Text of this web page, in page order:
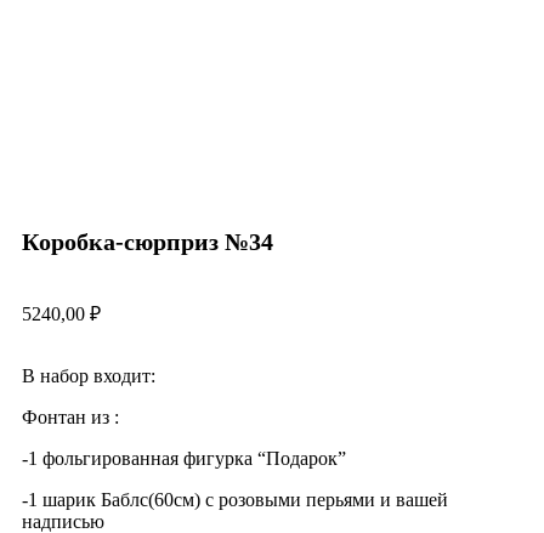
Коробка-сюрприз №34
5240,00 ₽
В набор входит:
Фонтан из :
-1 фольгированная фигурка “Подарок”
-1 шарик Баблс(60см) с розовыми перьями и вашей
надписью